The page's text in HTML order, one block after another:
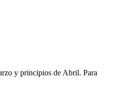
y principios de Abril. Para